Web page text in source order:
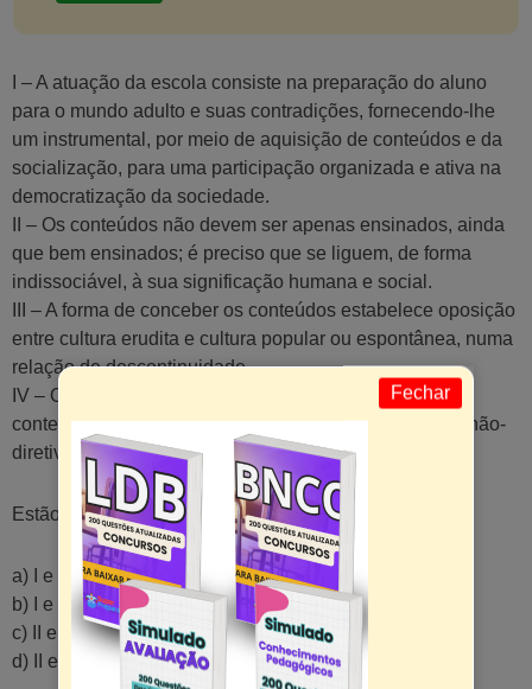
I – A atuação da escola consiste na preparação do aluno
para o mundo adulto e suas contradições, fornecendo-lhe
um instrumental, por meio de aquisição de conteúdos e da
socialização, para uma participação organizada e ativa na
democratização da sociedade.
II – Os conteúdos não devem ser apenas ensinados, ainda
que bem ensinados; é preciso que se liguem, de forma
indissociável, à sua significação humana e social.
III – A forma de conceber os conteúdos estabelece oposição
entre cultura erudita e cultura popular ou espontânea, numa
relação de descontinuidade.
IV – O papel de mediação em torno da análise dos
conteúdos é exercido pelo professor sempre de forma não-
diretiva, evitando a intervenção pedagógica.
Estão corretos apenas os itens:
a) I e II.
b) I e III.
c) II e III.
d) II e IV.
Fechar